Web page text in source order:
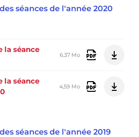
séances de l'année 2020
la séance
6,37 Mo
la séance
4,59 Mo
séances de l'année 2019